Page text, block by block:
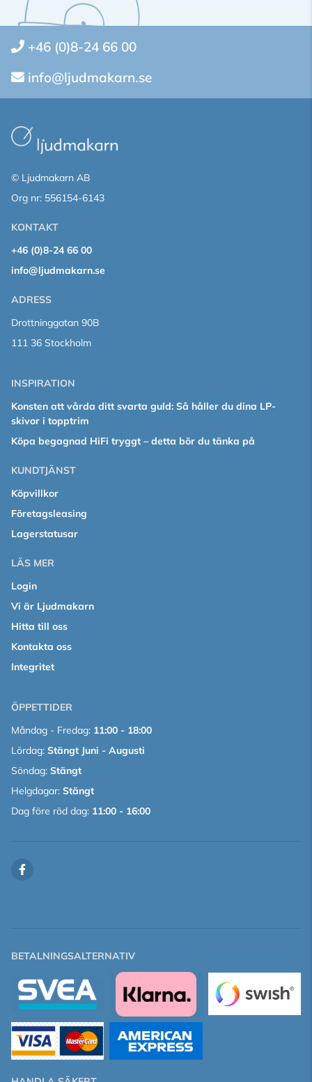
+46 (0)8-24 66 00
info@ljudmakarn.se
© Ljudmakarn AB
Org nr: 556154-6143
KONTAKT
+46 (0)8-24 66 00
info@ljudmakarn.se
ADRESS
Drottninggatan 90B
111 36 Stockholm
INSPIRATION
Konsten att vårda ditt svarta guld: Så håller du dina LP-
skivor i topptrim
Köpa begagnad HiFi tryggt – detta bör du tänka på
KUNDTJÄNST
Köpvillkor
Företagsleasing
Lagerstatusar
LÄS MER
Login
Vi är Ljudmakarn
Hitta till oss
Kontakta oss
Integritet
ÖPPETTIDER
Måndag - Fredag: 11:00 - 18:00
Lördag: Stängt Juni - Augusti
Söndag: Stängt
Helgdagar: Stängt
Dag före röd dag: 11:00 - 16:00
BETALNINGSALTERNATIV